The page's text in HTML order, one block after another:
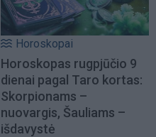
Horoskopai
Horoskopas rugpjūčio 9
dienai pagal Taro kortas:
Skorpionams –
nuovargis, Šauliams –
išdavystė